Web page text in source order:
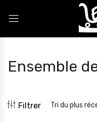
Ensemble
Filtrer Tri du plus